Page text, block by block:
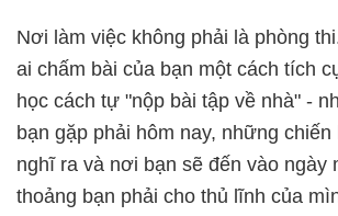
Nơi làm việc không phải là phòng
ai chấm bài của bạn một cách tích
học cách tự "nộp bài tập về nhà" -
bạn gặp phải hôm nay, những
nghĩ ra và nơi bạn sẽ đến vào ngày
thoảng bạn phải cho thủ lĩnh của